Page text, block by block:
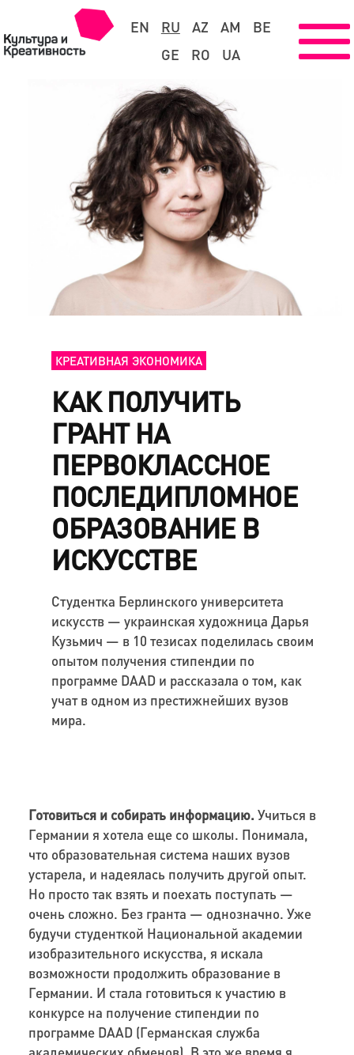
EN RU AZ AM
BE
GE
RO UA
КРЕАТИВНАЯ ЭКОНОМИКА
КАК ПОЛУЧИТЬ
ГРАНТ НА
ПЕРВОКЛАССНОЕ
ПОСЛЕДИПЛОМНОЕ
ОБРАЗОВАНИЕ В
ИСКУССТВЕ
Студентка Берлинского университета
искусств — украинская художница Дарья
Кузьмич — в 10 тезисах поделилась своим
опытом получения стипендии по
программе DAAD и рассказала о том, как
учат в одном из престижнейших вузов
мира.
Готовиться и собирать информацию. Учиться в
Германии я хотела еще со школы. Понимала,
что образовательная система наших вузов
устарела, и надеялась получить другой опыт.
Но просто так взять и поехать поступать —
очень сложно. Без гранта — однозначно. Уже
будучи студенткой Национальной академии
изобразительного искусства, я искала
возможности продолжить образование в
Германии. И стала готовиться к участию в
конкурсе на получение стипендии по
программе DAAD (Германская служба
академических обменов). В это же время я